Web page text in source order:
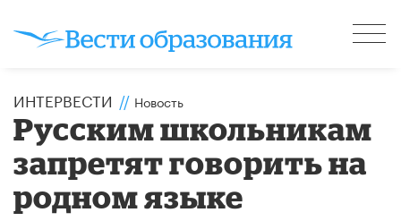
ИНТЕРВЕСТИ // Новость
Русским школьникам
запретят говорить на
родном языке